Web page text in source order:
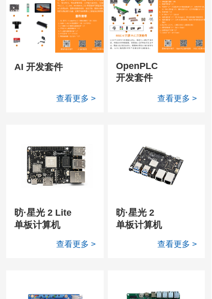
AI 开发套件
查看更多 >
OpenPLC
开发套件
查看更多 >
昉·星光 2 Lite
单板计算机
查看更多 >
昉·星光 2
单板计算机
查看更多 >